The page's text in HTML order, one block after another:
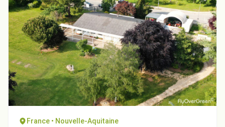
France • Nouvelle-Aquitaine